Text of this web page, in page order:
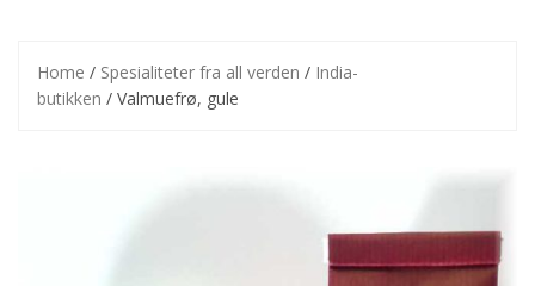
Home / Spesialiteter fra all verden / India-
butikken / Valmuefrø, gule